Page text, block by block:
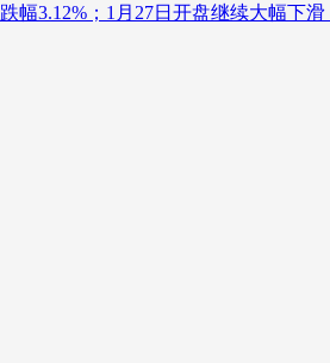
幅3.12%；1月27日开盘继续大幅